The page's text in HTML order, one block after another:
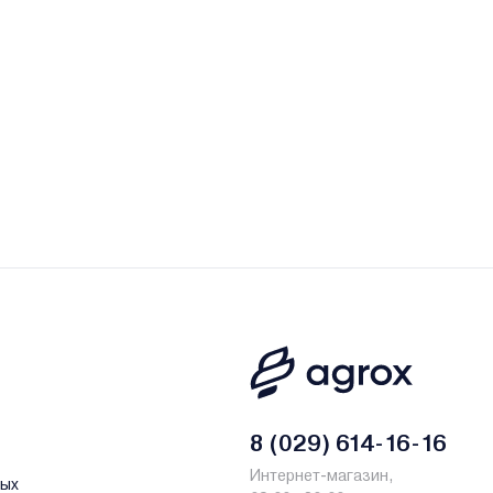
лизинг - у нас только самые выгодные условия от ведущих
8 (029) 614-16-16
Интернет-магазин,